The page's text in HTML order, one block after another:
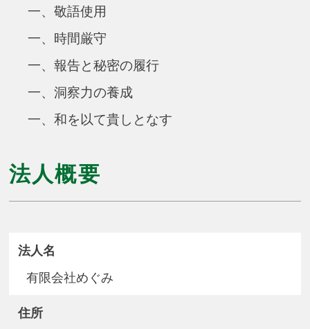
一、敬語使用
一、時間厳守
一、報告と秘密の履行
一、洞察力の養成
一、和を以て貴しとなす
法人概要
法人名
有限会社めぐみ
住所